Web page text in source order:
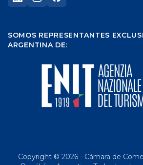
SOMOS REPRESENTANTES
ARGENTINA DE:
Copyright © 2026 - Cámara de